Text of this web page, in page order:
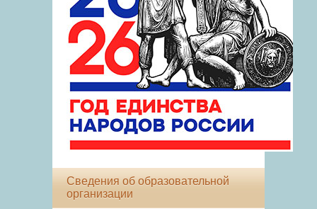
Сведения об образовательной
организации